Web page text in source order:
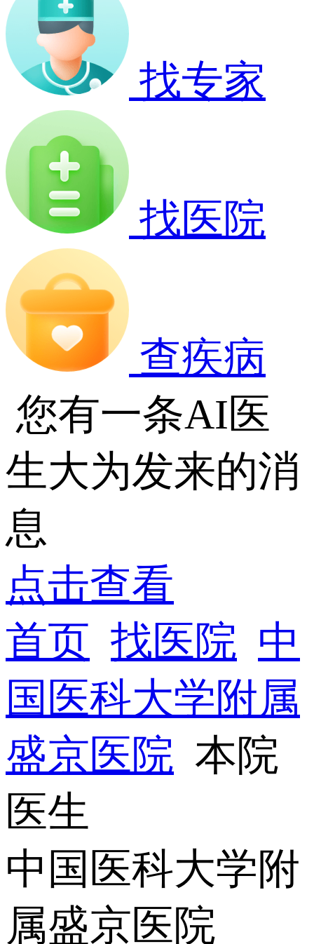
找专家
找医院
查疾病
您有一条AI医
生大为发来的消
息
点击查看
首页 找医院 中
国医科大学附属
盛京医院 本院
医生
中国医科大学附
属盛京医院